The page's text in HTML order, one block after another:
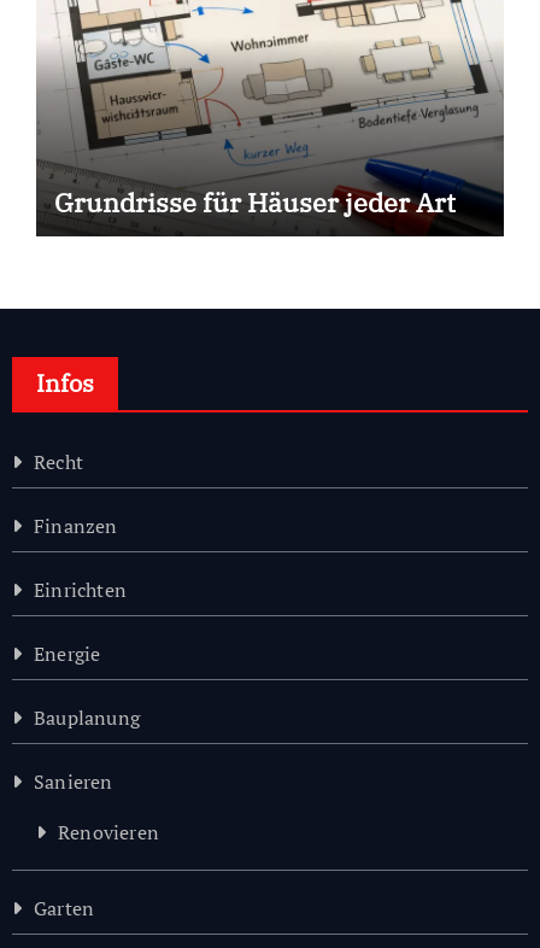
Grundrisse für Häuser jeder Art
Infos
Recht
Finanzen
Einrichten
Energie
Bauplanung
Sanieren
Renovieren
Garten